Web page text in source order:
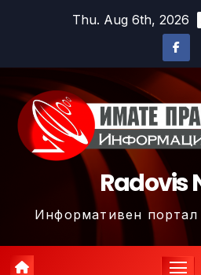
Thu. Aug 6th, 2026
Radovis
Информативен портал